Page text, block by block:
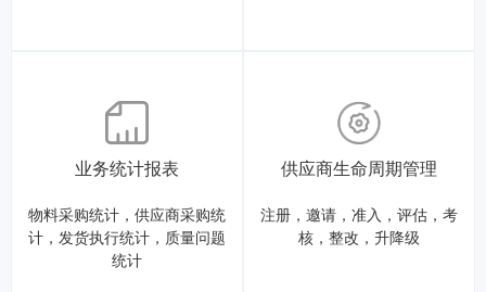
业务统计报表
物料采购统计，供应商采购统
计，发货执行统计，质量问题
统计
供应商生命周期管理
注册，邀请，准入，评估，考
核，整改，升降级